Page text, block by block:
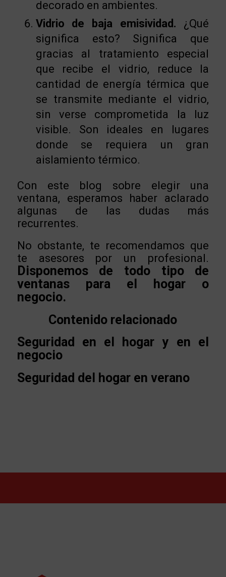
decorado en ambientes.
Vidrio de baja emisividad. ¿Qué
significa esto? Significa que
gracias al tratamiento especial
que recibe el vidrio, reduce la
cantidad de energía térmica que
se transmite mediante el vidrio,
sin verse comprometida la luz
visible. Son ideales en lugares
donde se requiera un gran
aislamiento térmico.
Con este blog sobre elegir una
ventana, esperamos haber aclarado
algunas de las dudas más
recurrentes.
No obstante, te recomendamos que
te asesores por un profesional.
Disponemos de todo tipo de
ventanas para el hogar o
negocio.
Contenido relacionado
Seguridad en el hogar y en el
negocio
Seguridad del hogar en verano